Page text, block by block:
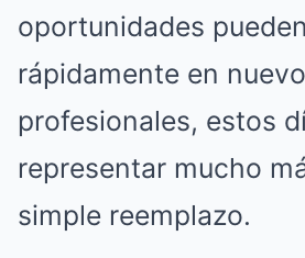
oportunidades
rápidamente en
profesionales, estos
representar mucho
simple reemplazo.